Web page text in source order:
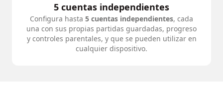
5 cuentas independientes
Configura hasta 5 cuentas independientes, cada
una con sus propias partidas guardadas, progreso
y controles parentales, y que se pueden utilizar en
cualquier dispositivo.